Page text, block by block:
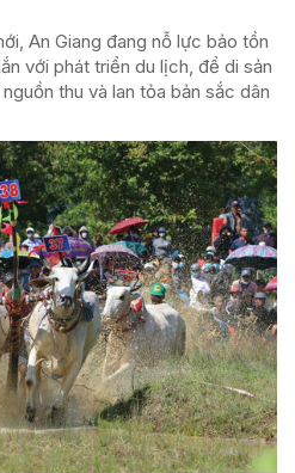
An Giang đang nỗ lực bảo tồn
với phát triển du lịch, để di sản
thu và lan tỏa bản sắc dân